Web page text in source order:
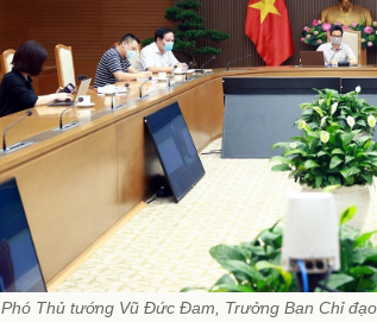
Phó Thủ tướng Vũ Đức Đam, Trưởng Ban Chỉ